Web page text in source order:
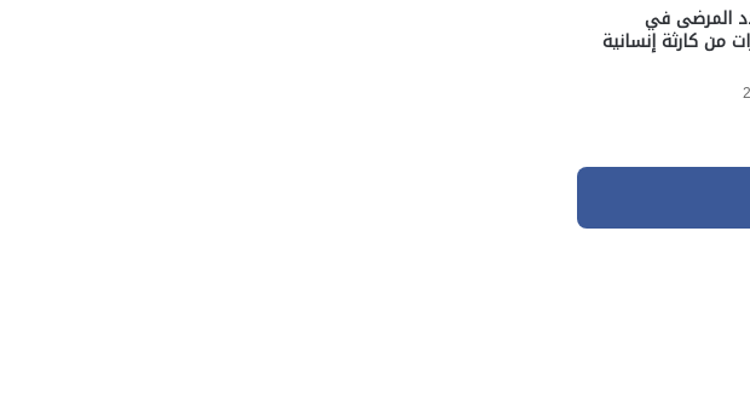
المرضى في
من كارثة إنسانية